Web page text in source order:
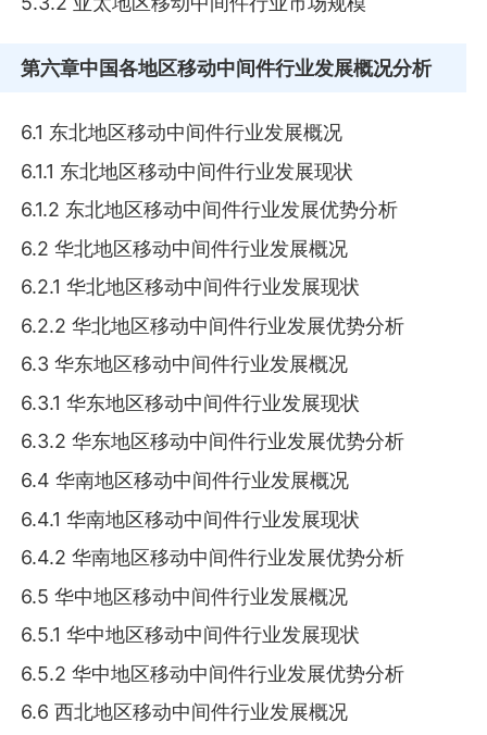
第六章中国各地区移动中间件行业发展概况分析
6.1 东北地区移动中间件行业发展概况
6.1.1 东北地区移动中间件行业发展现状
6.1.2 东北地区移动中间件行业发展优势分析
6.2 华北地区移动中间件行业发展概况
6.2.1 华北地区移动中间件行业发展现状
6.2.2 华北地区移动中间件行业发展优势分析
6.3 华东地区移动中间件行业发展概况
6.3.1 华东地区移动中间件行业发展现状
6.3.2 华东地区移动中间件行业发展优势分析
6.4 华南地区移动中间件行业发展概况
6.4.1 华南地区移动中间件行业发展现状
6.4.2 华南地区移动中间件行业发展优势分析
6.5 华中地区移动中间件行业发展概况
6.5.1 华中地区移动中间件行业发展现状
6.5.2 华中地区移动中间件行业发展优势分析
6.6 西北地区移动中间件行业发展概况